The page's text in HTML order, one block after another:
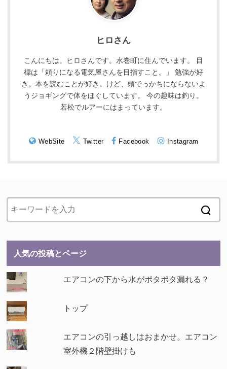
ヒロさん
こんにちは。ヒロさんです。水巻町に住んでいます。 目
標は「頼りになる電気屋さんを目指すこと。」 勉強が好
き。本を読むことが好き。けど、頭でっかちにならないよ
うジョギングで体をほぐしています。 今の趣味は釣り。
若松でルアーにはまっています。
WebSite Twitter Facebook Instagram
人気の投稿とページ
エアコンの下から水がポタポタ漏れる？
トップ
エアコンの引っ越しはおまかせ。エアコン
室外機２階壁掛けも